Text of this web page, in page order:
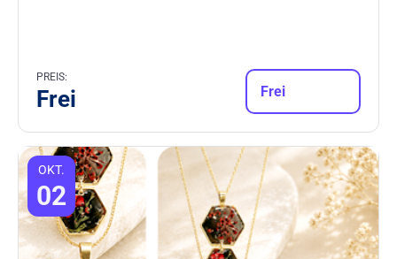
PREIS:
Frei Frei
OKT.
02